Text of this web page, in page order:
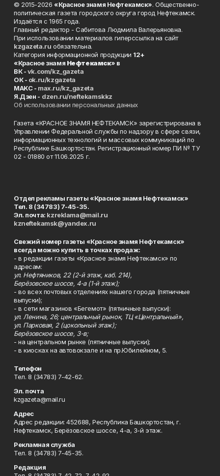
© 2015-2026 «Красное знамя Нефтекамск». Общественно-
политическая газета городского округа город Нефтекамск.
Издаётся с 1965 года.
Главный редактор - Сабитова Людмила Валерьяновна.
При использовании материалов гиперссылка на сайт
kzgazeta.ru обязательна.
Категория информационной продукции 12+
«Красное знамя Нефтекамск» в
ВК -vk.com/kz_gazeta
ОК - ok.ru/kzgazeta
MAKC - max.ru/kz_gazeta
Я.Дзен - dzen.ru/neftekamskkz
Об использовании персональных данных
Газета «КРАСНОЕ ЗНАМЯ НЕФТЕКАМСК» зарегистрирована в
Управлении Федеральной службы по надзору в сфере связи,
информационных технологий и массовых коммуникаций по
Республике Башкортостан. Регистрационный номер ПИ № ТУ
02 - 01880 от 11.06.2025 г.
Отдел рекламы газеты «Красное знамя Нефтекамск»
Тел. 8 (34783) 7-45-35.
Эл. почта: kzreklama@mail.ru
kzneftekamsk@yandex.ru
Свежий номер газеты «Красное знамя Нефтекамск»
всегда можно купить в точках продаж:
- в редакции газеты «Красное знамя Нефтекамск» по
адресам:
ул. Нефтяников, 22 (2-й этаж, каб. 214),
Берёзовское шоссе, 4-а (1-й этаж);
- во всех почтовых отделениях нашего города (пятничные
выпуски);
- в сети магазинов «Бегемот» (пятничные выпуски):
ул. Ленина, 26; центральный рынок, ТЦ «Центральный»,
ул. Парковая, 2 (цокольный этаж);
Берёзовское шоссе, 3-в;
- на центральном рынке (пятничные выпуски);
- в киосках на автовокзале и на пр.Юбилейном, 5.
Телефон
Тел. 8 (34783) 7-42-62.
Эл. почта
kzgazeta@mail.ru
Адрес
Адрес редакции: 452688, Республика Башкортостан, г.
Нефтекамск, Берёзовское шоссе, 4-а, 3-й этаж.
Рекламная служба
Тел. 8 (34783) 7-45-35.
Редакция